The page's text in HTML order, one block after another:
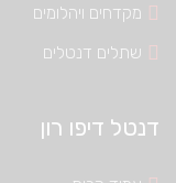
מקדחים ויהלומים
שתלים דנטלים
דנטל דיפו רון